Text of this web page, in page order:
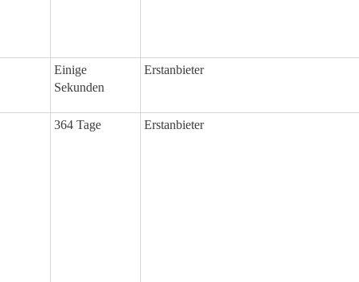
Einige
Sekunden
Erstanbieter
364 Tage Erstanbieter